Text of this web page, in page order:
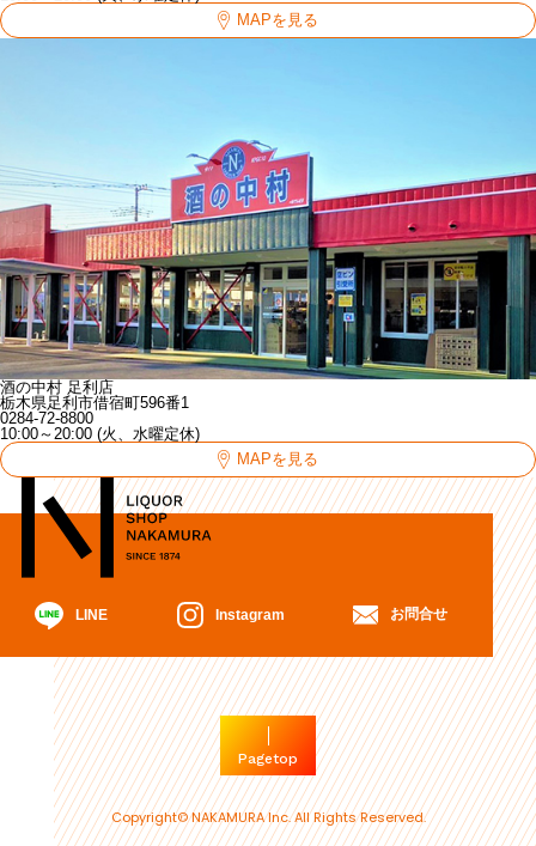
MAPを見る
酒の中村 足利店
栃木県足利市借宿町596番1
0284-72-8800
10:00～20:00 (火、水曜定休)
MAPを見る
LINE Instagram お問合せ
Pagetop
Copyright© NAKAMURA Inc. All Rights Reserved.